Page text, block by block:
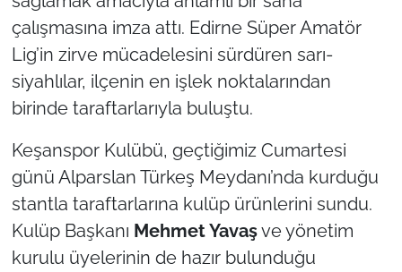
çalışmasına imza attı. Edirne Süper Amatör
Lig’in zirve mücadelesini sürdüren sarı-
siyahlılar, ilçenin en işlek noktalarından
birinde taraftarlarıyla buluştu.
Keşanspor Kulübü, geçtiğimiz Cumartesi
günü Alparslan Türkeş Meydanı’nda kurduğu
stantla taraftarlarına kulüp ürünlerini sundu.
Kulüp Başkanı Mehmet Yavaşve yönetim
kurulu üyelerinin de hazır bulunduğu
Bölge
Güvenlik
Genel
Politika
Flaş Haber
Dış Haberler